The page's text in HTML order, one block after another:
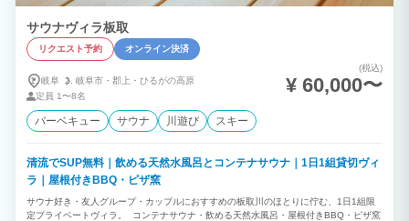
サウナヴィラ板取
リクエスト予約 オンライン決済
岐阜 岐阜市・ 郡上・ ひるがの高原
定員 1〜8名
(税込)
¥ 60,000〜
バーベキュー サウナ 川遊び スキー
清流でSUP無料｜飲める天然水風呂とコンテナサウナ｜1日1組貸切ヴィ
ラ｜屋根付きBBQ・ピザ窯
サウナ好き・友人グループ・カップルにおすすめの板取川のほとりに佇む、1日1組限
定プライベートヴィラ。 コンテナサウナ・飲める天然水風呂・屋根付きBBQ・ピザ窯